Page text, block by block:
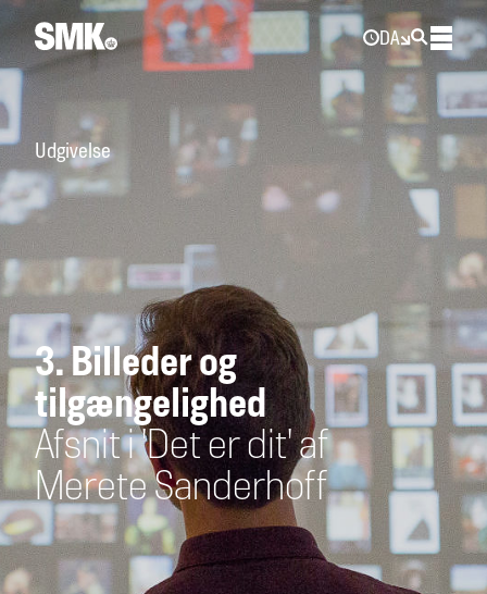
DA
Udgivelse
3. Billeder og
tilgængelighed
Afsnit i 'Det er dit' af
Merete Sanderhoff